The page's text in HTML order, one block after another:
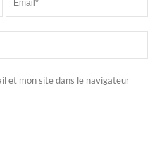
et mon site dans le navigateur